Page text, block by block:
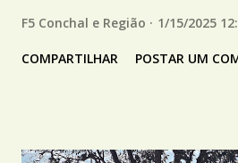
F5 Conchal e Região 1/15/2025
COMPARTILHAR POSTAR UM